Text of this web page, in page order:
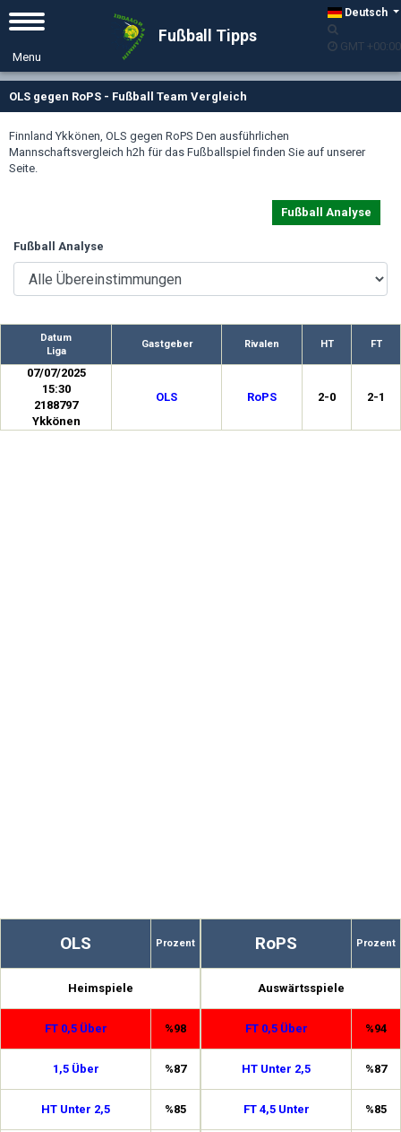
Deutsch
GMT +00:00
Fußball Tipps
OLS gegen RoPS - Fußball Team Vergleich
Finnland Ykkönen, OLS gegen RoPS Den ausführlichen
Mannschaftsvergleich h2h für das Fußballspiel finden Sie auf unserer
Seite.
Fußball Analyse
Fußball Analyse
Datum
Liga
Gastgeber Rivalen HT FT
07/07/2025
15:30
2188797
Ykkönen
OLS RoPS 2-0 2-1
OLS Prozent
Heimspiele
FT 0,5 Über %98
1,5 Über %87
HT Unter 2,5 %85
RoPS Prozent
Auswärtsspiele
FT 0,5 Über %94
HT Unter 2,5 %87
FT 4,5 Unter %85